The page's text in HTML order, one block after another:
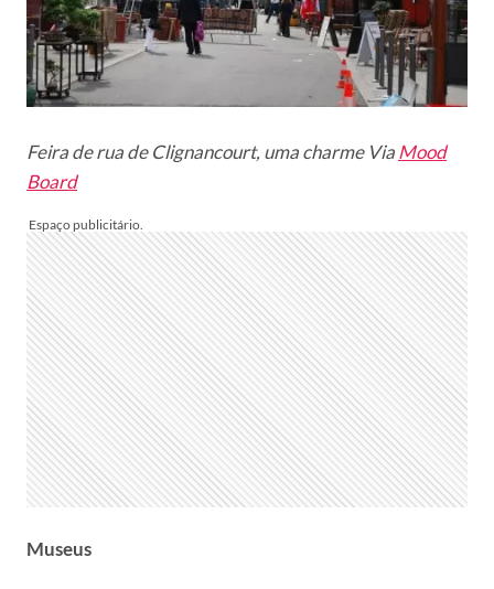
Feira de rua de Clignancourt, uma charme ViaMood
Board
Museus